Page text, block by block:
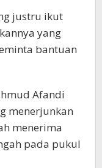
justru ikut
yang
bantuan
Afandi
menerjunkan
menerima
pada pukul